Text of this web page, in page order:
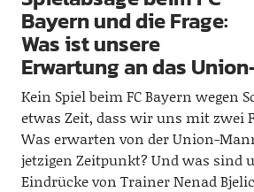
Bayern und die Frage:
Was ist unsere
Erwartung an das
Kein Spiel beim FC Bayern wegen
etwas Zeit, dass wir uns mit zwei
Was erwarten von der Union-
jetzigen Zeitpunkt? Und was sind
Eindrücke von Trainer Nenad